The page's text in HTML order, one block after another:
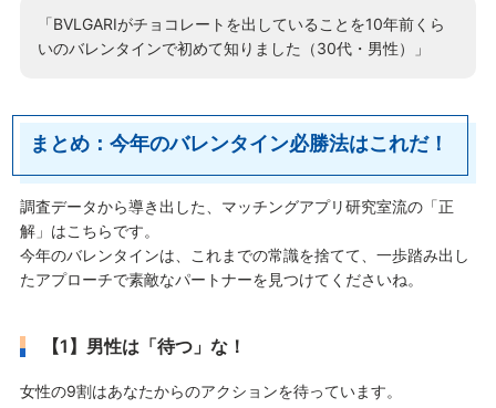
「BVLGARIがチョコレートを出していることを10年前くら
いのバレンタインで初めて知りました（30代・男性）」
まとめ：今年のバレンタイン必勝法はこれだ！
調査データから導き出した、マッチングアプリ研究室流の「正
解」はこちらです。
今年のバレンタインは、これまでの常識を捨てて、一歩踏み出し
たアプローチで素敵なパートナーを見つけてくださいね。
【1】男性は「待つ」な！
女性の9割はあなたからのアクションを待っています。